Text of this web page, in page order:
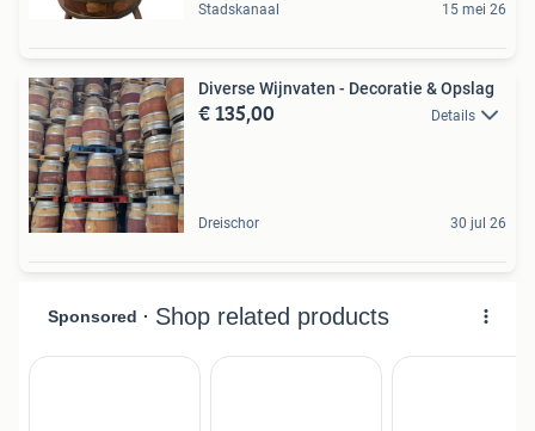
Stadskanaal 15 mei 26
Diverse Wijnvaten - Decoratie & Opslag
€ 135,00 Details
Dreischor 30 jul 26